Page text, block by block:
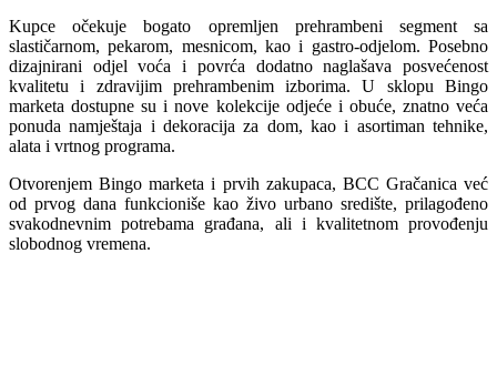
Kupce očekuje bogato opremljen prehrambeni segment sa
slastičarnom, pekarom, mesnicom, kao i gastro-odjelom. Posebno
dizajnirani odjel voća i povrća dodatno naglašava posvećenost
kvalitetu i zdravijim prehrambenim izborima. U sklopu Bingo
marketa dostupne su i nove kolekcije odjeće i obuće, znatno veća
ponuda namještaja i dekoracija za dom, kao i asortiman tehnike,
alata i vrtnog programa.
Otvorenjem Bingo marketa i prvih zakupaca, BCC Gračanica već
od prvog dana funkcioniše kao živo urbano središte, prilagođeno
svakodnevnim potrebama građana, ali i kvalitetnom provođenju
slobodnog vremena.